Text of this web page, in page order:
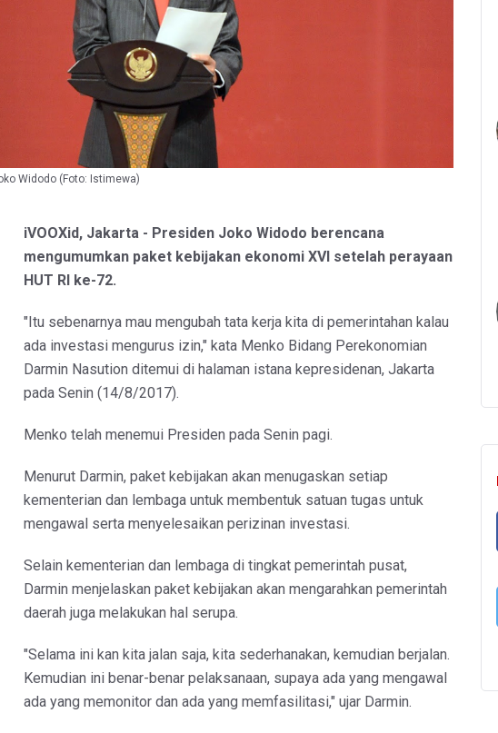
Widodo (Foto: Istimewa)
iVOOXid, Jakarta - Presiden Joko Widodo berencana
mengumumkan paket kebijakan ekonomi XVI setelah perayaan
HUT RI ke-72.
"Itu sebenarnya mau mengubah tata kerja kita di pemerintahan kalau
ada investasi mengurus izin," kata Menko Bidang Perekonomian
Darmin Nasution ditemui di halaman istana kepresidenan, Jakarta
pada Senin (14/8/2017).
Menko telah menemui Presiden pada Senin pagi.
Menurut Darmin, paket kebijakan akan menugaskan setiap
kementerian dan lembaga untuk membentuk satuan tugas untuk
mengawal serta menyelesaikan perizinan investasi.
Selain kementerian dan lembaga di tingkat pemerintah pusat,
Darmin menjelaskan paket kebijakan akan mengarahkan pemerintah
daerah juga melakukan hal serupa.
"Selama ini kan kita jalan saja, kita sederhanakan, kemudian berjalan.
Kemudian ini benar-benar pelaksanaan, supaya ada yang mengawal
ada yang memonitor dan ada yang memfasilitasi," ujar Darmin.